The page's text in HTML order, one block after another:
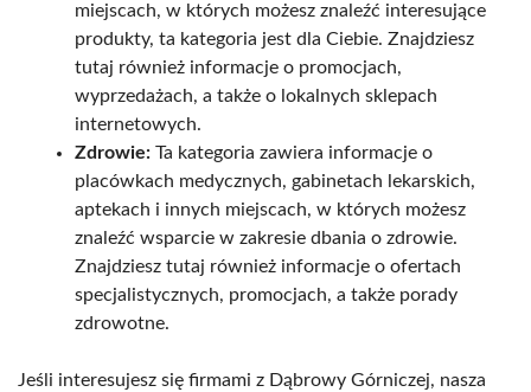
miejscach, w których możesz znaleźć interesujące
produkty, ta kategoria jest dla Ciebie. Znajdziesz
tutaj również informacje o promocjach,
wyprzedażach, a także o lokalnych sklepach
internetowych.
Zdrowie: Ta kategoria zawiera informacje o
placówkach medycznych, gabinetach lekarskich,
aptekach i innych miejscach, w których możesz
znaleźć wsparcie w zakresie dbania o zdrowie.
Znajdziesz tutaj również informacje o ofertach
specjalistycznych, promocjach, a także porady
zdrowotne.
Jeśli interesujesz się firmami z Dąbrowy Górniczej, nasza